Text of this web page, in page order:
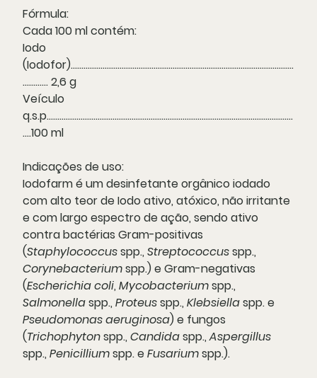
Fórmula:
Cada 100 ml contém:
Iodo
(Iodofor).........................................................................................................
............ 2,6 g
Veículo
q.s.p....................................................................................................................
....100 ml
Indicações de uso:
Iodofarm é um desinfetante orgânico iodado
com alto teor de Iodo ativo, atóxico, não irritante
e com largo espectro de ação, sendo ativo
contra bactérias Gram-positivas
(Staphylococcusspp.,Streptococcusspp.,
Corynebacteriumspp.) e Gram-negativas
(Escherichia coli,Mycobacteriumspp.,
Salmonellaspp.,Proteusspp.,Klebsiellaspp. e
Pseudomonas aeruginosa) e fungos
(Trichophytonspp.,Candidaspp.,Aspergillus
spp.,Penicilliumspp. eFusariumspp.).